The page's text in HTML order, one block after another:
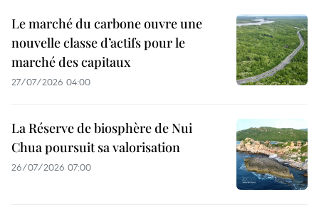
Le marché du carbone ouvre une
nouvelle classe d’actifs pour le
marché des capitaux
27/07/2026 04:00
La Réserve de biosphère de Nui
Chua poursuit sa valorisation
26/07/2026 07:00